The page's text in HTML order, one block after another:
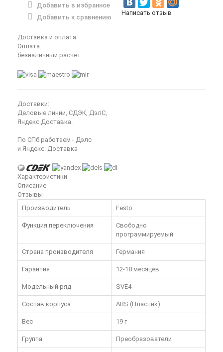
Добавить в избранное
Добавить к сравнению
Написать отзыв
Доставка и оплата
Оплата:
безналичный расчёт
Доставки:
Деловые линии, СДЭК, ДэлС,
Яндекс.Доставка.
По СПб работаем - Дэлс
и Яндекс. Доставка
Характеристики
Описание
Отзывы
Производитель
Festo
Функция переключения
Свободно
программируемый
Страна производителя Германия
Гарантия 12-18 месяцев
Модельный ряд SVE4
Состав корпуса ABS (Пластик)
Вес 19 г
Группа Преобразователи